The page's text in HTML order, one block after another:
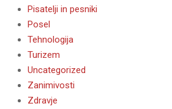
Pisatelji in pesniki
Posel
Tehnologija
Turizem
Uncategorized
Zanimivosti
Zdravje